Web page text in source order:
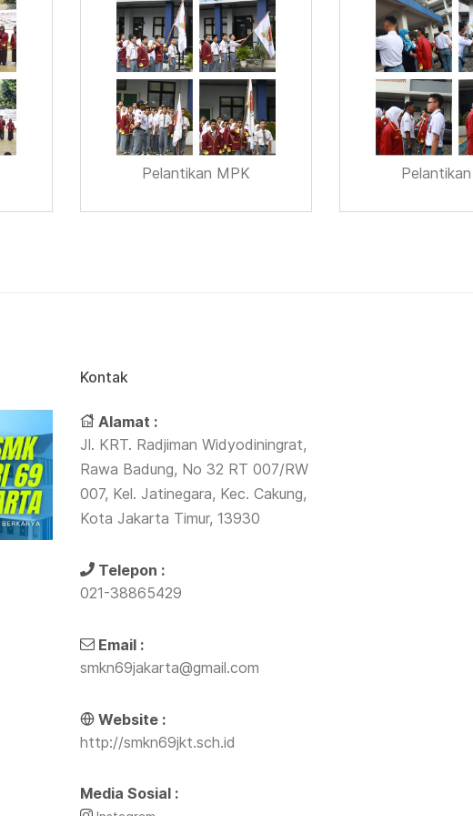
Pelantikan MPK
Kontak
Alamat :
Jl. KRT. Radjiman Widyodiningrat,
Rawa Badung, No 32 RT 007/RW
007, Kel. Jatinegara, Kec. Cakung,
Kota Jakarta Timur, 13930
Telepon :
021-38865429
Email :
smkn69jakarta@gmail.com
Website :
http://smkn69jkt.sch.id
Media Sosial :